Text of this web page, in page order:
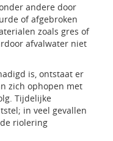
andere door
of afgebroken
zoals gres of
afvalwater niet
is, ontstaat er
zich ophopen met
Tijdelijke
in veel gevallen
riolering